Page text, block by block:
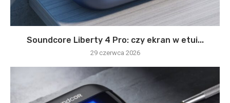
Soundcore Liberty 4 Pro: czy ekran w etui...
29 czerwca 2026